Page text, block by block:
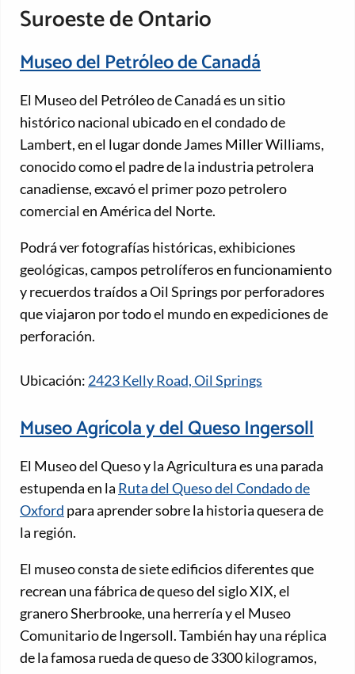
Suroeste de Ontario
Museo del Petróleo de Canadá
El Museo del Petróleo de Canadá es un sitio
histórico nacional ubicado en el condado de
Lambert, en el lugar donde James Miller Williams,
conocido como el padre de la industria petrolera
canadiense, excavó el primer pozo petrolero
comercial en América del Norte.
Podrá ver fotografías históricas, exhibiciones
geológicas, campos petrolíferos en funcionamiento
y recuerdos traídos a Oil Springs por perforadores
que viajaron por todo el mundo en expediciones de
perforación.
Ubicación: 2423 Kelly Road, Oil Springs
Museo Agrícola y del Queso Ingersoll
El Museo del Queso y la Agricultura es una parada
estupenda en la Ruta del Queso del Condado de
Oxford para aprender sobre la historia quesera de
la región.
El museo consta de siete edificios diferentes que
recrean una fábrica de queso del siglo XIX, el
granero Sherbrooke, una herrería y el Museo
Comunitario de Ingersoll. También hay una réplica
de la famosa rueda de queso de 3300 kilogramos,